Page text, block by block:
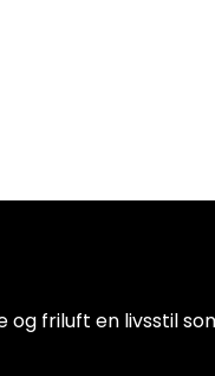
og friluft en livsstil